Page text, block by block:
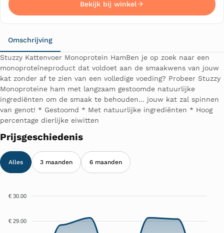
Bekijk bij winkel
Omschrijving
Stuzzy Kattenvoer Monoprotein HamBen je op zoek naar een
monoproteïneproduct dat voldoet aan de smaakwens van jouw
kat zonder af te zien van een volledige voeding? Probeer Stuzzy
Monoproteìne ham met langzaam gestoomde natuurlijke
ingrediënten om de smaak te behouden... jouw kat zal spinnen
van genot! * Gestoomd * Met natuurlijke ingrediënten * Hoog
percentage dierlijke eiwitten
Prijsgeschiedenis
Alles 3 maanden 6 maanden
€ 30.00
€ 29.00